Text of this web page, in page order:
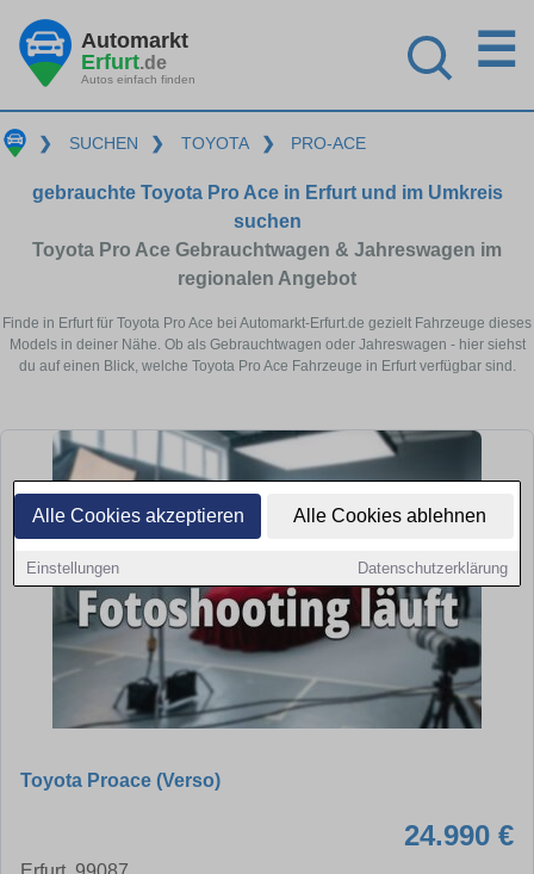
Alle Cookies akzeptieren Alle Cookies ablehnen
Einstellungen Datenschutzerklärung
Automarkt
Erfurt.de
Autos einfach finden
☰
❯ SUCHEN ❯ TOYOTA ❯ PRO-ACE
gebrauchte Toyota Pro Ace in Erfurt und im Umkreis
suchen
Toyota Pro Ace Gebrauchtwagen & Jahreswagen im
regionalen Angebot
Finde in Erfurt für Toyota Pro Ace bei Automarkt-Erfurt.de gezielt Fahrzeuge dieses
Models in deiner Nähe. Ob als Gebrauchtwagen oder Jahreswagen - hier siehst
du auf einen Blick, welche Toyota Pro Ace Fahrzeuge in Erfurt verfügbar sind.
Toyota Proace (Verso)
24.990 €